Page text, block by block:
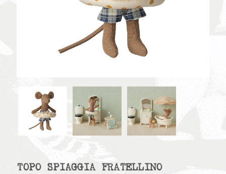
TOPO SPIAGGIA FRATELLINO